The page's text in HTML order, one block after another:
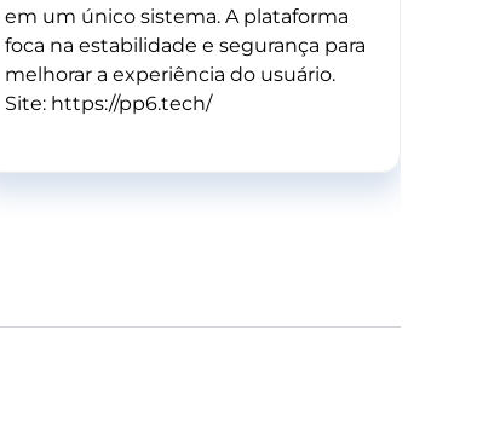
em um único sistema. A plataforma
foca na estabilidade e segurança para
melhorar a experiência do usuário.
Site: https://pp6.tech/